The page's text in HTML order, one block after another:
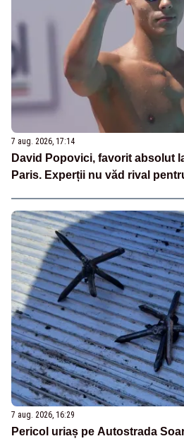
7 aug. 2026, 17:14
David Popovici, favorit absolut
Paris. Experții nu văd rival
7 aug. 2026, 16:29
Pericol uriaș pe Autostrada